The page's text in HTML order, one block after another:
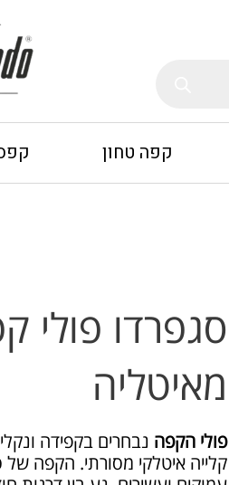
קפה טחון
סגפרדו פולי
מאיטליה
פולי הקפה נבחרים בקפידה
קלייה איטלקי מסורתי. הקפה של